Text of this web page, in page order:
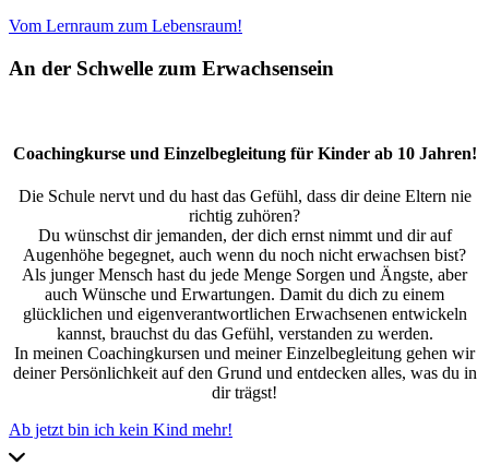
Vom Lernraum zum Lebensraum!
An der Schwelle zum Erwachsensein
Coachingkurse und Einzelbegleitung für Kinder ab 10 Jahren!
Die Schule nervt und du hast das Gefühl, dass dir deine Eltern nie
richtig zuhören?
Du wünschst dir jemanden, der dich ernst nimmt und dir auf
Augenhöhe begegnet, auch wenn du noch nicht erwachsen bist?
Als junger Mensch hast du jede Menge Sorgen und Ängste, aber
auch Wünsche und Erwartungen. Damit du dich zu einem
glücklichen und eigenverantwortlichen Erwachsenen entwickeln
kannst, brauchst du das Gefühl, verstanden zu werden.
In meinen Coachingkursen und meiner Einzelbegleitung gehen wir
deiner Persönlichkeit auf den Grund und entdecken alles, was du in
dir trägst!
Ab jetzt bin ich kein Kind mehr!